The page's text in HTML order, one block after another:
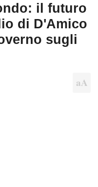
il futuro
di D'Amico
sugli